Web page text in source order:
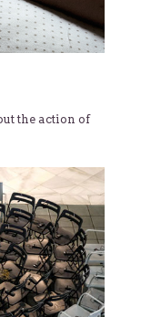
the action of